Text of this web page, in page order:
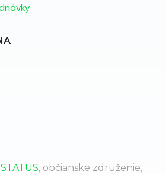
, občianske združenie,